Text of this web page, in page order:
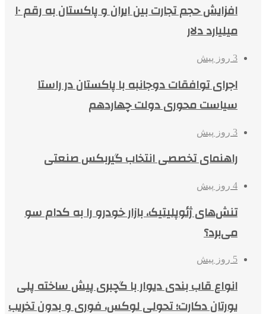
افزایش حجم تجارت بین ایران و پاکستان به رقم ۱۰
میلیارد دلار
3 روز پیش
اجرای توافقات دوجانبه با پاکستان در راستا
سیاست محوری دولت چهاردهم
3 روز پیش
راهنمای تخصصی انتخاب گیربکس صنعتی
4 روز پیش
تنش‌های ژئوپلیتیک، بازار خودرو را به کدام سو
می‌برد؟
5 روز پیش
انواع قاب بندی دیوار با گچبری پیش ساخته پلی
یورتان دکارت؛ تحولی لوکس، فوری و بدون تخریب